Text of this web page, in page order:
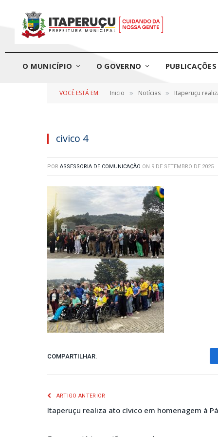
O MUNICÍPIO O GOVERNO
VOCÊ ESTÁ EM: Inicio » Notícias » Itaperuçu
civico 4
POR ASSESSORIA DE COMUNICAÇÃO ON 9 DE SETEMBRO DE 2025
COMPARTILHAR.
ARTIGO ANTERIOR
Itaperuçu realiza ato cívico em homenagem à